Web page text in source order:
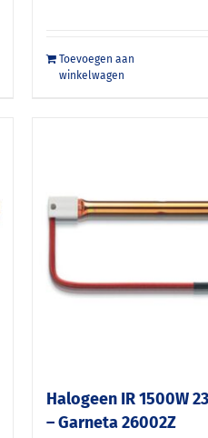
Toevoegen aan
winkelwagen
Halogeen IR 1500W
– Garneta 26002Z